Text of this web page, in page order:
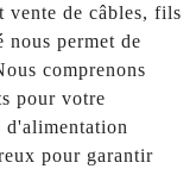
vente de câbles, fils
nous permet de
comprenons
pour votre
d'alimentation
pour garantir